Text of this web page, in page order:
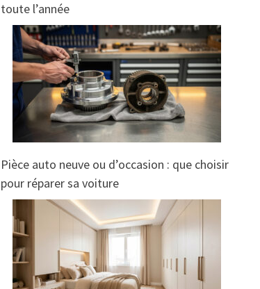
toute l’année
Pièce auto neuve ou d’occasion : que choisir
pour réparer sa voiture